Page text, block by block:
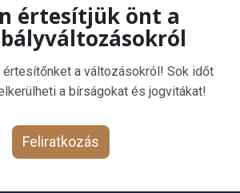
értesítjük önt a
értesítőnket a változásokról! Sok időt
a bírságokat és jogvitákat!
Feliratkozás